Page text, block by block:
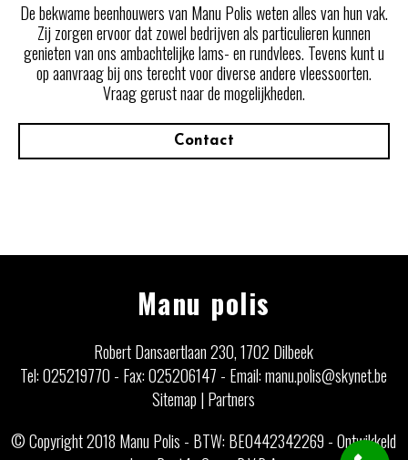
De bekwame beenhouwers van Manu Polis weten alles van hun vak.
Zij zorgen ervoor dat zowel bedrijven als particulieren kunnen
genieten van ons ambachtelijke lams- en rundvlees. Tevens kunt u
op aanvraag bij ons terecht voor diverse andere vleessoorten.
Vraag gerust naar de mogelijkheden.
Contact
Manu polis
Robert Dansaertlaan 230, 1702 Dilbeek
Tel: 025219770 - Fax: 025206147 - Email: manu.polis@skynet.be
Sitemap | Partners
© Copyright 2018 Manu Polis - BTW: BE0442342269 -Ontwikkeld